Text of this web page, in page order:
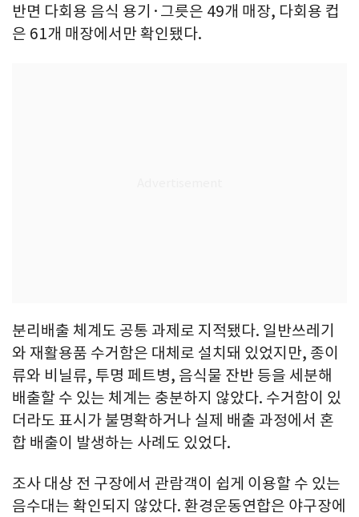
반면 다회용 음식 용기·그릇은 49개 매장, 다회용 컵
은 61개 매장에서만 확인됐다.
분리배출 체계도 공통 과제로 지적됐다. 일반쓰레기
와 재활용품 수거함은 대체로 설치돼 있었지만, 종이
류와 비닐류, 투명 페트병, 음식물 잔반 등을 세분해
배출할 수 있는 체계는 충분하지 않았다. 수거함이 있
더라도 표시가 불명확하거나 실제 배출 과정에서 혼
합 배출이 발생하는 사례도 있었다.
조사 대상 전 구장에서 관람객이 쉽게 이용할 수 있는
음수대는 확인되지 않았다. 환경운동연합은 야구장에